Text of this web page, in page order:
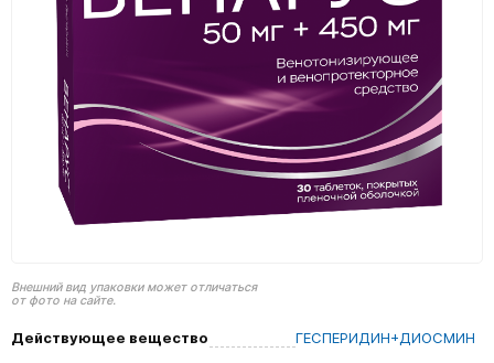
Внешний вид упаковки может отличаться
от фото на сайте.
Действующее вещество
ГЕСПЕРИДИН+ДИОСМИН